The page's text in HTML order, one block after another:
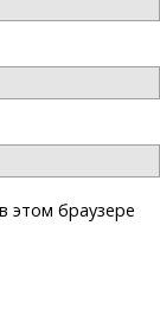
этом браузере